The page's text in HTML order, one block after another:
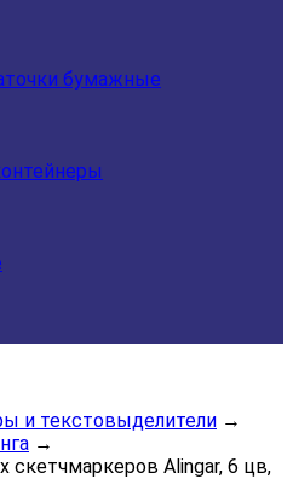
бумажные
и текстовыделители →
→
скетчмаркеров Alingar, 6 цв,